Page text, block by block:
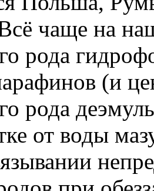
чаще на
рода
(и
рода
от воды